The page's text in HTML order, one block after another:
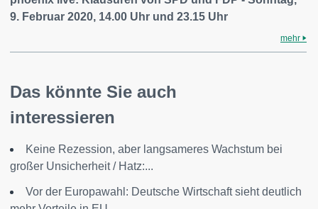
9. Februar 2020, 14.00 Uhr und 23.15 Uhr
mehr
Das könnte Sie auch
interessieren
Keine Rezession, aber langsameres Wachstum bei
großer Unsicherheit / Hatz:...
Vor der Europawahl: Deutsche Wirtschaft sieht deutlich